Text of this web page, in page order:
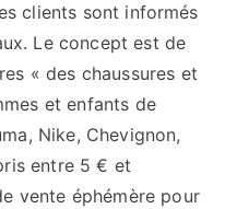
clients sont informés
Le concept est de
« des chaussures et
et enfants de
Nike, Chevignon,
entre 5 € et
vente éphémère pour